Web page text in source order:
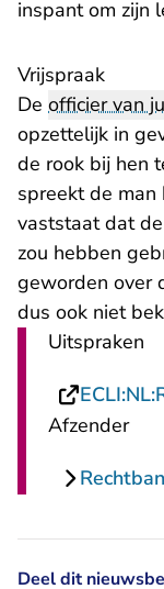
inspant om zijn
Vrijspraak
De officier van
opzettelijk in
de rook bij hen
spreekt de
vaststaat dat
zou hebben
geworden over
dus ook niet
Uitspraken
Afzender
Deel dit